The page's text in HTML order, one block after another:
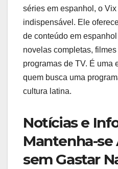
séries em espanhol, o
indispensável. Ele
de conteúdo em
novelas completas,
programas de TV. É uma
quem busca uma
cultura latina.
Notícias e
Mantenha-se
sem Gastar